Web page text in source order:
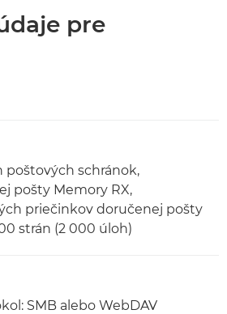
pre
poštových schránok,
pošty Memory RX,
priečinkov doručenej pošty
strán (2 000 úloh)
SMB alebo WebDAV